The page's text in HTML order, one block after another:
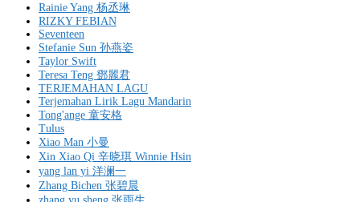
Rainie Yang 杨丞琳
RIZKY FEBIAN
Seventeen
Stefanie Sun 孙燕姿
Taylor Swift
Teresa Teng 鄧麗君
TERJEMAHAN LAGU
Terjemahan Lirik Lagu Mandarin
Tong'ange 童安格
Tulus
Xiao Man 小曼
Xin Xiao Qi 辛晓琪 Winnie Hsin
yang lan yi 洋澜一
Zhang Bichen 张碧晨